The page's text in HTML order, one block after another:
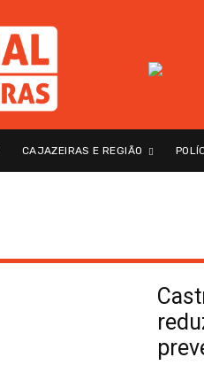
CAJAZEIRAS E REGIÃO